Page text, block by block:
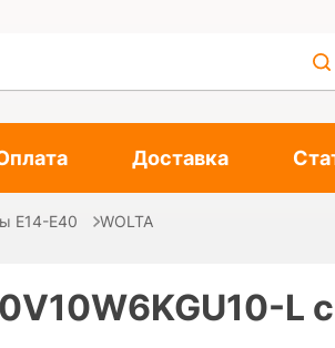
Доставка
E14-E40 WOLTA
L